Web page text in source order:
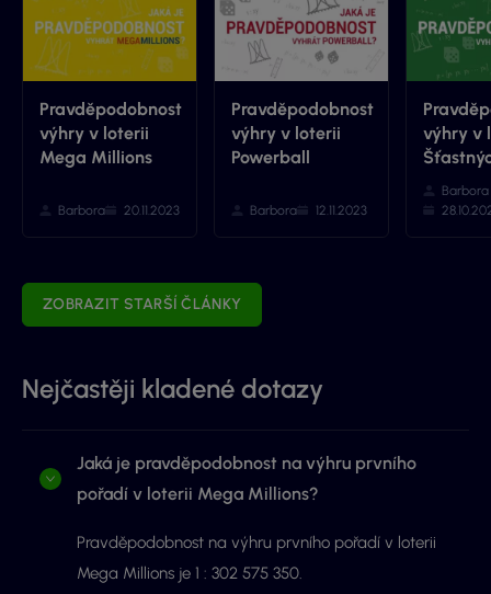
Pravděpodobnost
výhry v loterii
Mega Millions
Barbora 20.11.2023
Pravděpodobnost
výhry v loterii
Powerball
Barbora 12.11.2023
výhry v
Barbora
ZOBRAZIT STARŠÍ ČLÁNKY
Nejčastěji kladené dotazy
Jaká je pravděpodobnost na výhru prvního
pořadí v loterii Mega Millions?
Pravděpodobnost na výhru prvního pořadí v loterii
Mega Millions je 1 : 302 575 350.